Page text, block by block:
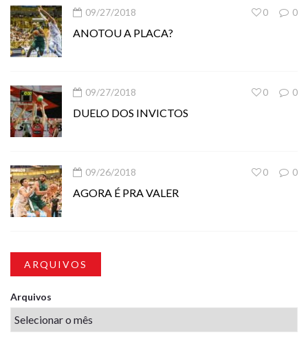
09/27/2018 0
0
ANOTOU A PLACA?
09/27/2018 0
0
DUELO DOS INVICTOS
09/26/2018 0
0
AGORA É PRA VALER
ARQUIVOS
Arquivos